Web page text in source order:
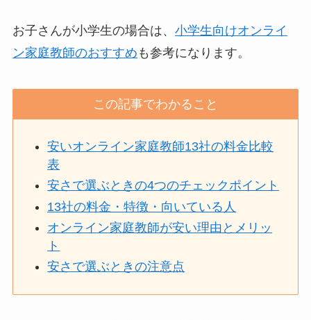
お子さんが小学生の場合は、 小学生向けオンライ
ン家庭教師のおすすめ も参考になります。
この記事でわかること
安いオンライン家庭教師13社の料金比較
表
安さで選ぶときの4つのチェックポイント
13社の料金・特徴・向いている人
オンライン家庭教師が安い理由とメリッ
ト
安さで選ぶときの注意点